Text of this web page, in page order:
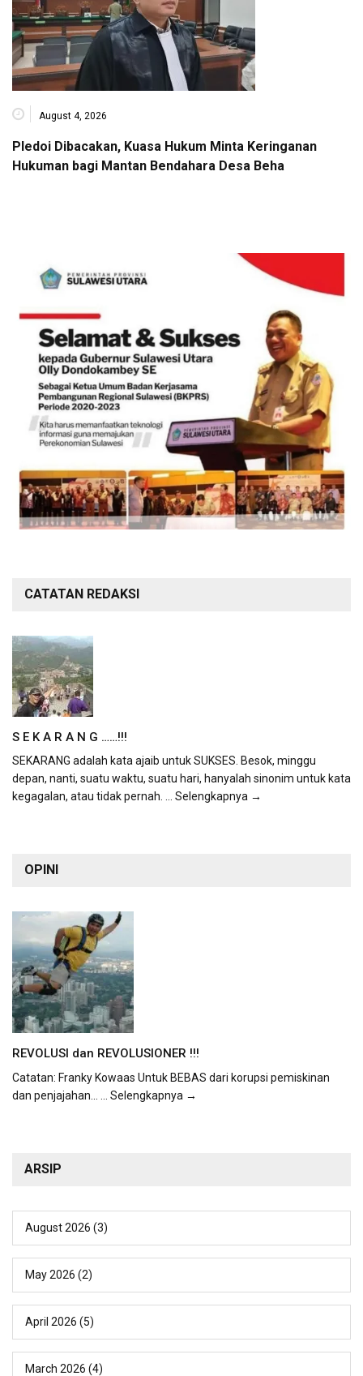
August 4, 2026
Pledoi Dibacakan, Kuasa Hukum Minta Keringanan
Hukuman bagi Mantan Bendahara Desa Beha
CATATAN REDAKSI
S E K A R A N G ……!!!
SEKARANG adalah kata ajaib untuk SUKSES. Besok, minggu
depan, nanti, suatu waktu, suatu hari, hanyalah sinonim untuk kata
kegagalan, atau tidak pernah. ... Selengkapnya →
OPINI
REVOLUSI dan REVOLUSIONER !!!
Catatan: Franky Kowaas Untuk BEBAS dari korupsi pemiskinan
dan penjajahan...
... Selengkapnya →
ARSIP
August 2026 (3)
May 2026 (2)
April 2026 (5)
March 2026 (4)